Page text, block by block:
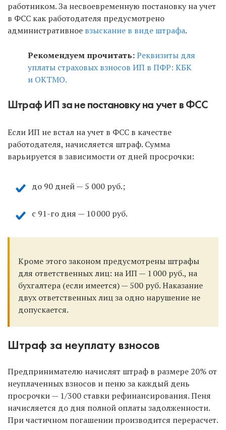
работником. За несвоевременную постановку на учет
в ФСС как работодателя предусмотрено
административное взыскание в виде штрафа.
Рекомендуем прочитать:Реквизиты для
уплаты страховых взносов ИП в ПФР: КБК
и ОКТМО.
Штраф ИП за не постановку на учет в ФСС
Если ИП не встал на учет в ФСС в качестве
работодателя, начисляется штраф. Сумма
варьируется в зависимости от дней просрочки:
до 90 дней — 5 000 руб.;
с 91-го дня — 10 000 руб.
Кроме этого законом предусмотрены штрафы
для ответственных лиц: на ИП — 1 000 руб., на
бухгалтера (если имеется) — 500 руб. Наказание
двух ответственных лиц за одно нарушение не
допускается.
Штраф за неуплату взносов
Предпринимателю начислят штраф в размере 20% от
неуплаченных взносов и пеню за каждый день
просрочки — 1/300 ставки рефинансирования. Пеня
начисляется до дня полной оплаты задолженности.
При частичном погашении производится перерасчет.